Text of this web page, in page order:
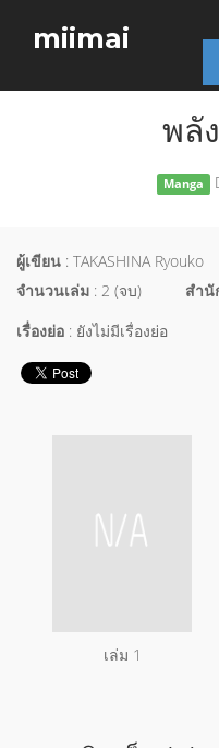
miimai
พลั
Manga
ผู้เขียน : TAKASHINA Ryouko
จำนวนเล่ม : 2 (จบ) สำนั
เรื่องย่อ : ยังไม่มีเรื่องย่อ
เล่ม 1